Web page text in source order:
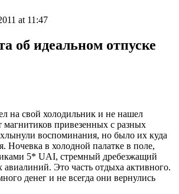
at 11:47
об идеальном отпуске
на свой холодильник и не нашел
магнитиков привезенных с разных
воспоминания, но было их куда
Ночевка в холодной палатке в поле,
5* UAI, стремный дребезжащий
авиалиний. Это часть отдыха активного.
денег и не всегда они вернулись